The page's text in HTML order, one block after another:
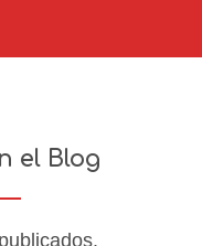
el Blog